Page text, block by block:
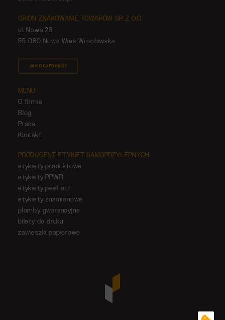
ORION ZNAKOWANIE TOWARÓW SP. Z O.O.
ul. Nowa 23
55-080 Nowa Wieś Wrocławska
JAK DOJECHAĆ?
MENU
O firmie
Blog
Praca
Kontakt
PRODUCENT ETYKIET SAMOPRZYLEPNYCH
etykiety produktowe
etykiety PPWR
etykiety peel-off
etykiety znamionowe
plomby gwarancyjne
bilety do druku
zawieszki papierowe